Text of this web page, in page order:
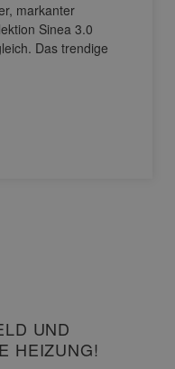
markanter
Sinea 3.0
Das trendige
UND
HEIZUNG!